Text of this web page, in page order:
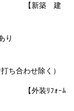
【新築 建
り
ち合わせ除く）
【外装ﾘﾌｫｰﾑ